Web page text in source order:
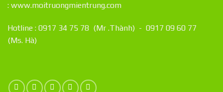
: www.moitruongmientrung.com
Hotline : 0917 34 75 78 (Mr .Thành) - 0917 09 60 77
(Ms. Hà)